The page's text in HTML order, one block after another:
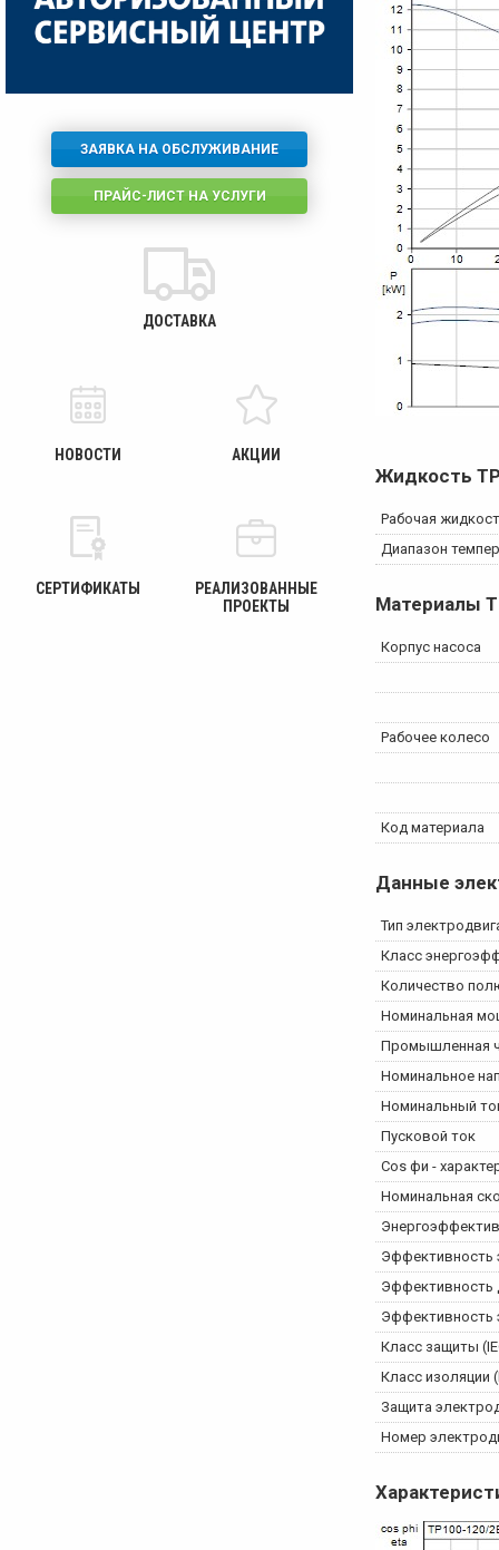
Жидкость
Рабочая
Диапазон
Материалы
Корпус насоса
Рабочее колесо
Код материала
Данные
Тип
Класс
Количество
Номинальная
Промышленная
Номинальное
Номинальный
Пусковой ток
Cos фи -
Номинальная
Эффективность
Эффективность
Эффективность
Класс защиты
Класс изоляции
Защита
Номер
ЗАЯВКА НА ОБСЛУЖИВАНИЕ
ПРАЙС-ЛИСТ НА УСЛУГИ
ДОСТАВКА
НОВОСТИ АКЦИИ
СЕРТИФИКАТЫ
РЕАЛИЗОВАННЫЕ
ПРОЕКТЫ